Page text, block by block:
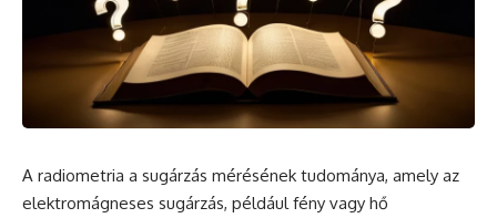
A radiometria a sugárzás mérésének tudománya, amely az
elektromágneses sugárzás, például fény vagy hő